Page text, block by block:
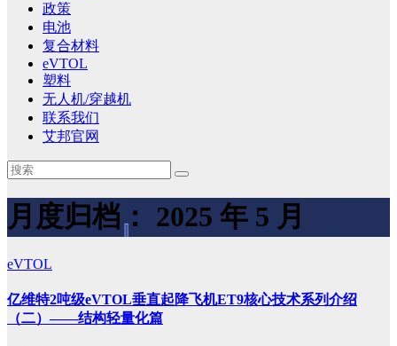
政策
电池
复合材料
eVTOL
塑料
无人机/穿越机
联系我们
艾邦官网
月度归档： 2025 年 5 月
eVTOL
亿维特2吨级eVTOL垂直起降飞机ET9核心技术系列介绍
（二）——结构轻量化篇